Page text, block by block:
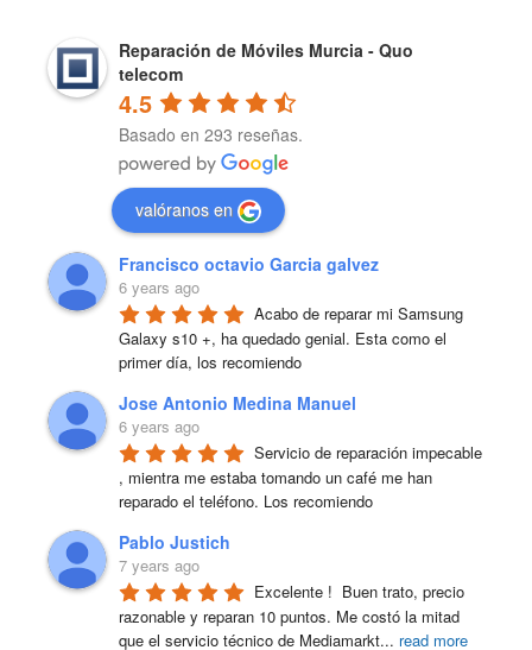
Reparación de Móviles Murcia - Quo
telecom
4.5
Basado en 293 reseñas.
valóranos en
Francisco octavio Garcia galvez
6 years ago
Acabo de reparar mi Samsung
Galaxy s10 +, ha quedado genial. Esta como el
primer día, los recomiendo
Jose Antonio Medina Manuel
6 years ago
Servicio de reparación impecable
, mientra me estaba tomando un café me han
reparado el teléfono. Los recomiendo
Pablo Justich
7 years ago
Excelente !  Buen trato, precio
razonable y reparan 10 puntos. Me costó la mitad
que el servicio técnico de Mediamarkt... read more